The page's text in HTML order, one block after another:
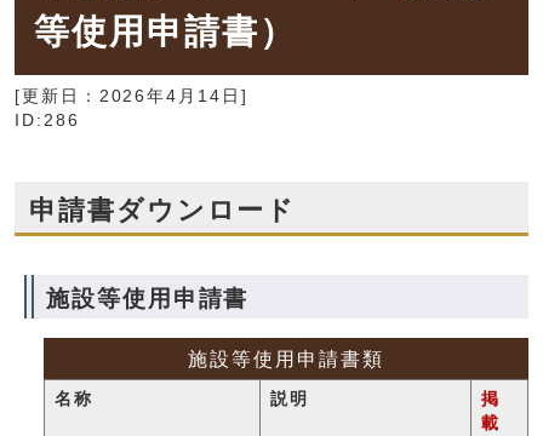
等使用申請書）
[更新日： 2026年4月14日 ]
ID:286
申請書ダウンロード
施設等使用申請書
施設等使用申請書類
名称 説明
掲
載